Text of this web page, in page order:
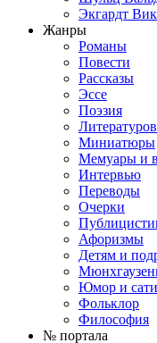
Экгардт
Жанры
Романы
Повести
Рассказы
Эссе
Поэзия
Миниатюры
Мемуары и
Интервью
Переводы
Очерки
Афоризмы
Детям и
Юмор и
Фольклор
Философия
№ портала